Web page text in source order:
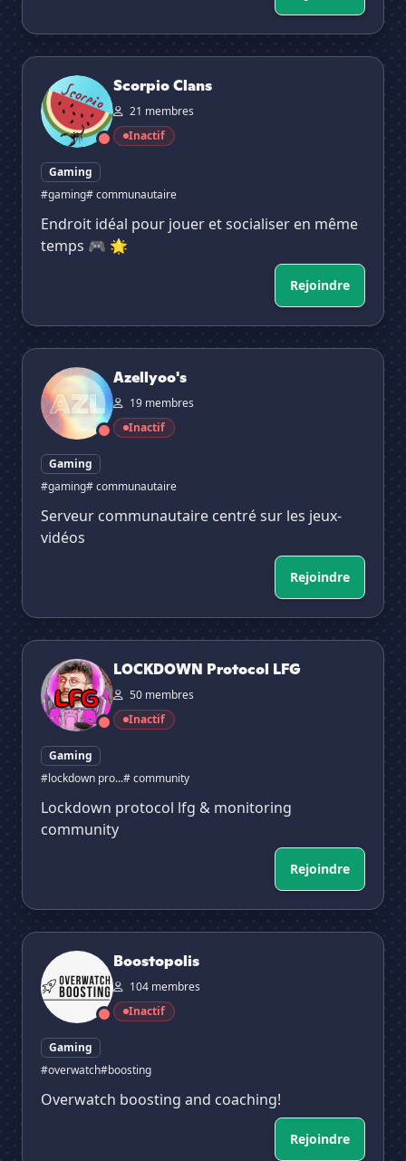
Scorpio Clans
Scorpio Clans
21 membres
Inactif
Gaming
#gaming# communautaire
Endroit idéal pour jouer et socialiser en même
temps 🎮 🌟
Rejoindre
Azellyoo's
Azellyoo's
19 membres
Inactif
Gaming
#gaming# communautaire
Serveur communautaire centré sur les jeux-
vidéos
Rejoindre
LOCKDOWN Protocol LFG
LOCKDOWN Protocol LFG
50 membres
Inactif
Gaming
#lockdown pro...# community
Lockdown protocol lfg & monitoring
community
Rejoindre
Boostopolis
Boostopolis
104 membres
Inactif
Gaming
#overwatch#boosting
Overwatch boosting and coaching!
Rejoindre